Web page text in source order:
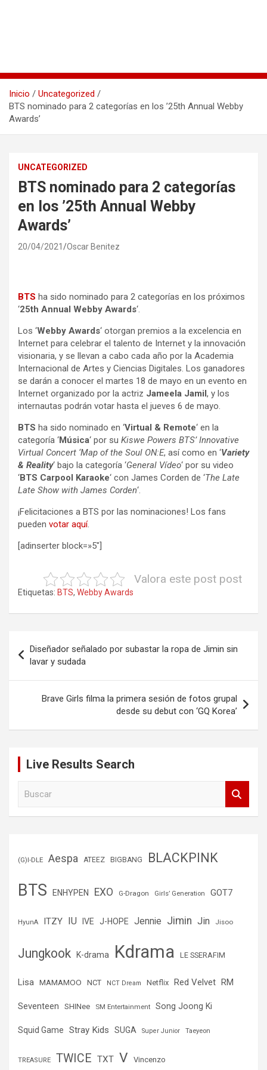
Inicio
Uncategorized
BTS nominado para 2 categorías en los ’25th Annual Webby
Awards’
UNCATEGORIZED
BTS nominado para 2 categorías
en los ’25th Annual Webby
Awards’
20/04/2021 Oscar Benitez
BTS ha sido nominado para 2 categorías en los próximos
‘25th Annual Webby Awards‘.
Los ‘Webby Awards‘ otorgan premios a la excelencia en
Internet para celebrar el talento de Internet y la innovación
visionaria, y se llevan a cabo cada año por la Academia
Internacional de Artes y Ciencias Digitales. Los ganadores
se darán a conocer el martes 18 de mayo en un evento en
Internet organizado por la actriz Jameela Jamil, y los
internautas podrán votar hasta el jueves 6 de mayo.
BTS ha sido nominado en ‘Virtual & Remote‘ en la
categoría ‘Música‘ por su Kiswe Powers BTS’ Innovative
Virtual Concert ‘Map of the Soul ON:E, así como en ‘Variety
& Reality‘ bajo la categoría ‘General Vídeo‘ por su video
‘BTS Carpool Karaoke‘ con James Corden de ‘The Late
Late Show with James Corden‘.
¡Felicitaciones a BTS por las nominaciones! Los fans
pueden votar aquí.
[adinserter block=»5″]
Valora este post post
Etiquetas: BTS, Webby Awards
de
entradas
Diseñador señalado por subastar la ropa de Jimin sin
lavar y sudada
Brave Girls filma la primera sesión de fotos grupal
desde su debut con ‘GQ Korea’
Live Results Search
(G)I-DLE Aespa ATEEZ BIGBANG BLACKPINK
BTS ENHYPEN EXO G-Dragon Girls’ Generation GOT7
HyunA ITZY IU IVE J-HOPE Jennie Jimin Jin Jisoo
Jungkook K-drama Kdrama LE SSERAFIM
Lisa MAMAMOO NCT NCT Dream Netflix Red Velvet RM
Seventeen SHINee SM Entertainment Song Joong Ki
Squid Game Stray Kids SUGA Super Junior Taeyeon
TREASURE TWICE TXT V Vincenzo